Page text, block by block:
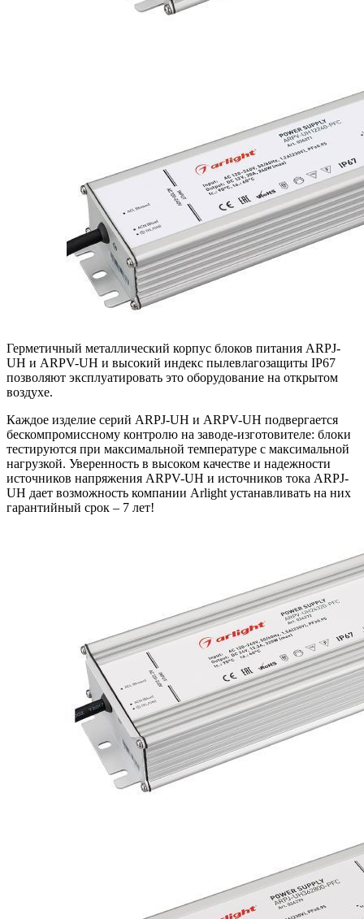
Герметичный металлический корпус блоков питания ARPJ-
UH и ARPV-UH и высокий индекс пылевлагозащиты IP67
позволяют эксплуатировать это оборудование на открытом
воздухе.
Каждое изделие серий ARPJ-UH и ARPV-UH подвергается
бескомпромиссному контролю на заводе-изготовителе: блоки
тестируются при максимальной температуре с максимальной
нагрузкой. Уверенность в высоком качестве и надежности
источников напряжения ARPV-UH и источников тока ARPJ-
UH дает возможность компании Arlight устанавливать на них
гарантийный срок – 7 лет!